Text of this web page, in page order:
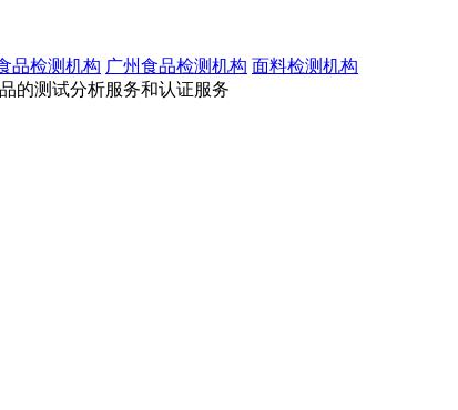
品检测机构 广州食品检测机构 面料检测机构
的测试分析服务和认证服务